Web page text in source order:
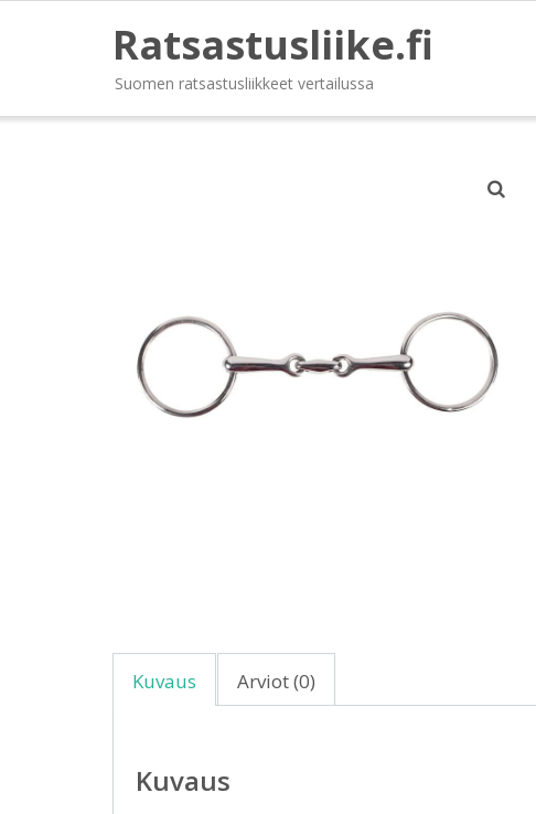
Ratsastusliike.fi
Suomen ratsastusliikkeet vertailussa
Kuvaus Arviot (0)
Kuvaus